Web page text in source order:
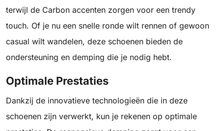
terwijl de Carbon accenten zorgen voor een trendy
touch. Of je nu een snelle ronde wilt rennen of gewoon
casual wilt wandelen, deze schoenen bieden de
ondersteuning en demping die je nodig hebt.
Optimale Prestaties
Dankzij de innovatieve technologieën die in deze
schoenen zijn verwerkt, kun je rekenen op optimale